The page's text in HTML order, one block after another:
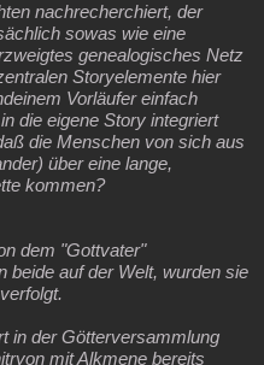
nachrecherchiert, der
sowas wie eine
genealogisches Netz
Storyelemente hier
Vorläufer einfach
die eigene Story integriert
die Menschen von sich aus
über eine lange,
kommen?
dem "Gottvater"
beide auf der Welt, wurden sie
in der Götterversammlung
mit Alkmene bereits